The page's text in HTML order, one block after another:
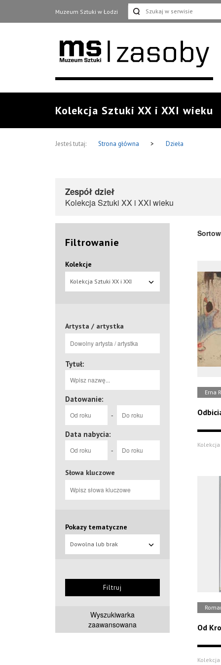
Muzeum Sztuki w Łodzi
Kolekcja Sztuki XX i XXI wieku
Jesteś tutaj: Strona główna > Dzieła
Zespół dzieł
Kolekcja Sztuki XX i XXI wieku
Filtrowanie
Kolekcje
Kolekcja Sztuki XX i XXI
Artysta / artystka
Tytuł:
Datowanie:
-
Data nabycia:
-
Słowa kluczowe
Pokazy tematyczne
Dowolna lub brak
Filtruj
Wyszukiwarka
zaawansowana
Erna
Kolekcja
Od
Kolekcja